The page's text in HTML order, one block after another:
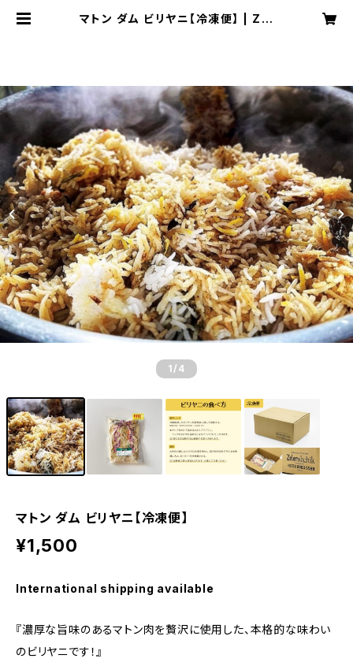
マトン ダム ビリヤニ【冷凍便】 | Zel
1 /4
マトン ダム ビリヤニ【冷凍便】
¥1,500
International shipping available
『濃厚な旨味のあるマトン肉を贅沢に使用した、本格的な味わい
のビリヤニです！』